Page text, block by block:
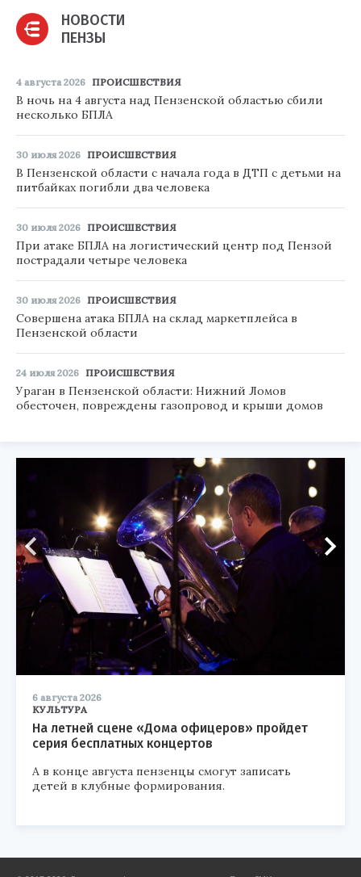
НОВОСТИ
ПЕНЗЫ
4 августа 2026 ПРОИСШЕСТВИЯ
В ночь на 4 августа над Пензенской областью сбили
несколько БПЛА
30 июля 2026 ПРОИСШЕСТВИЯ
В Пензенской области с начала года в ДТП с детьми на
питбайках погибли два человека
30 июля 2026 ПРОИСШЕСТВИЯ
При атаке БПЛА на логистический центр под Пензой
пострадали четыре человека
30 июля 2026 ПРОИСШЕСТВИЯ
Совершена атака БПЛА на склад маркетплейса в
Пензенской области
24 июля 2026 ПРОИСШЕСТВИЯ
Ураган в Пензенской области: Нижний Ломов
обесточен, повреждены газопровод и крыши домов
6 августа 2026
КУЛЬТУРА
На летней сцене «Дома офицеров» пройдет
серия бесплатных концертов
А в конце августа пензенцы смогут записать
детей в клубные формирования.